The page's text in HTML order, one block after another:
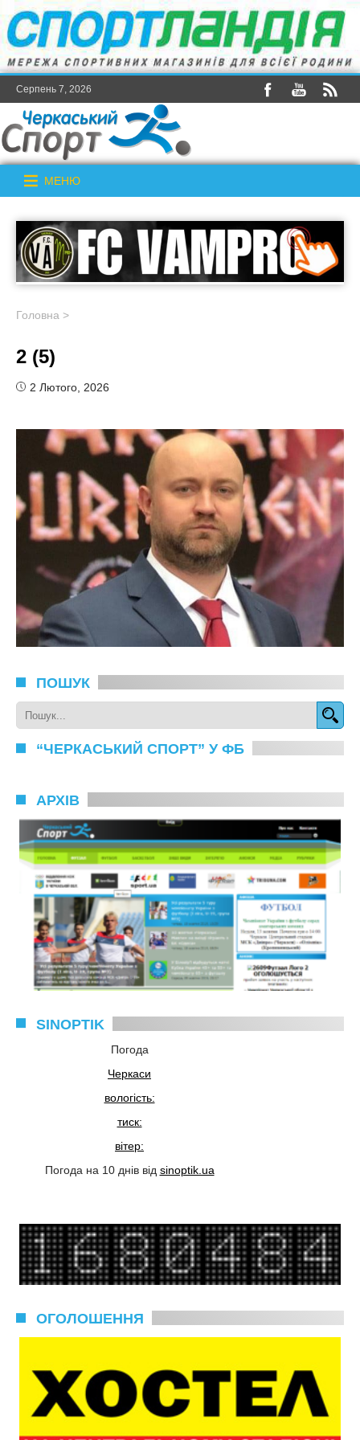
Серпень 7, 2026
МЕНЮ
Головна >
2 (5)
2 Лютого, 2026
ПОШУК
“ЧЕРКАСЬКИЙ СПОРТ” У ФБ
АРХІВ
SINOPTIK
Погода
Черкаси
вологість:
тиск:
вітер:
Погода на 10 днів від sinoptik.ua
ОГОЛОШЕННЯ